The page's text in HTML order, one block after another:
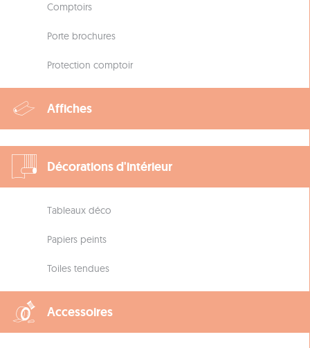
Comptoirs
Porte brochures
Protection comptoir
Affiches
Décorations d'intérieur
Tableaux déco
Papiers peints
Toiles tendues
Accessoires